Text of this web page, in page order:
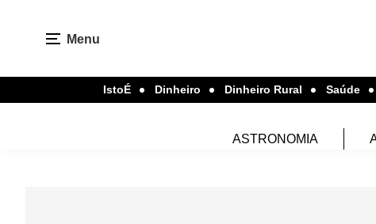
Menu
IstoÉ Dinheiro Dinheiro Rural Saúde
ASTRONOMIA